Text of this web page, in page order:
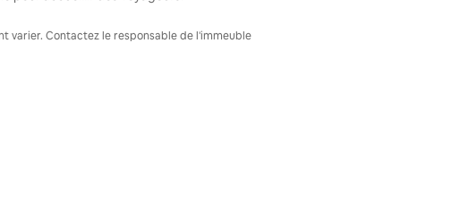
varier. Contactez le responsable de l'immeuble